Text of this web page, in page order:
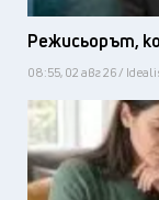
Режисьорът,
08:55, 02 авг 26 /